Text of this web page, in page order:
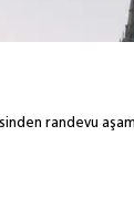
randevu